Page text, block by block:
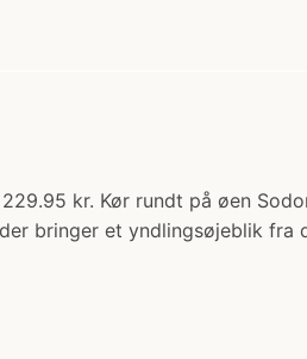
kr. Kør rundt på øen
bringer et yndlingsøjeblik fra